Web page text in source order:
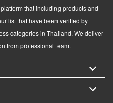
that including products and
list that have been verified by
categories in Thailand. We deliver
from professional team.